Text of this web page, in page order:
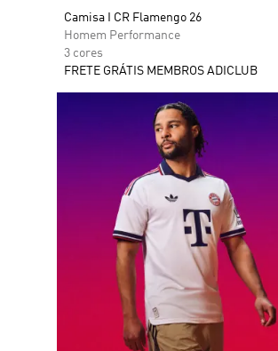
Camisa I CR Flamengo 26
Homem Performance
3 cores
FRETE GRÁTIS MEMBROS ADICLUB